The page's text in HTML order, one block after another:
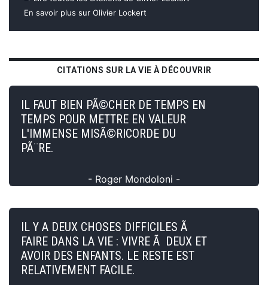
En savoir plus sur Olivier Lockert
CITATIONS SUR LA VIE À DÉCOUVRIR
IL FAUT BIEN PÃ©CHER DE TEMPS EN
TEMPS POUR METTRE EN VALEUR
L'IMMENSE MISÃ©RICORDE DU
PÃ¨RE.
- Roger Mondoloni -
IL Y A DEUX CHOSES DIFFICILES Ã
FAIRE DANS LA VIE : VIVRE Ã DEUX ET
AVOIR DES ENFANTS. LE RESTE EST
RELATIVEMENT FACILE.